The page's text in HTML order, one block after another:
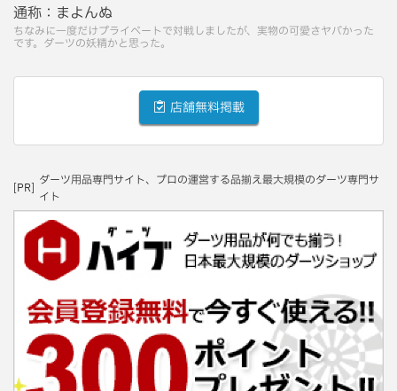
通称： まよんぬ
ちなみに一度だけプライベートで対戦しましたが、実物の可愛さヤバかった
です。ダーツの妖精かと思った。
店舗無料掲載
[PR]
ダーツ用品専門サイト、プロの運営する品揃え最大規模のダーツ専門サ
イト